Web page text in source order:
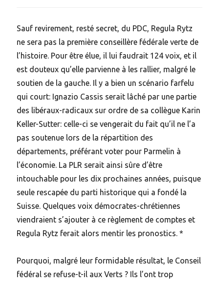
Sauf revirement, resté secret, du PDC, Regula Rytz
ne sera pas la première conseillère fédérale verte de
l’histoire. Pour être élue, il lui faudrait 124 voix, et il
est douteux qu’elle parvienne à les rallier, malgré le
soutien de la gauche. Il y a bien un scénario farfelu
qui court: Ignazio Cassis serait lâché par une partie
des libéraux-radicaux sur ordre de sa collègue Karin
Keller-Sutter: celle-ci se vengerait du fait qu’il ne l’a
pas soutenue lors de la répartition des
départements, préférant voter pour Parmelin à
l’économie. La PLR serait ainsi sûre d’être
intouchable pour les dix prochaines années, puisque
seule rescapée du parti historique qui a fondé la
Suisse. Quelques voix démocrates-chrétiennes
viendraient s’ajouter à ce règlement de comptes et
Regula Rytz ferait alors mentir les pronostics. *
Pourquoi, malgré leur formidable résultat, le Conseil
fédéral se refuse-t-il aux Verts ? Ils l’ont trop